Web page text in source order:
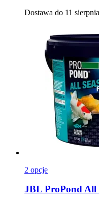
Dostawa do 11 sierpnia
2 opcje
JBL ProPond All